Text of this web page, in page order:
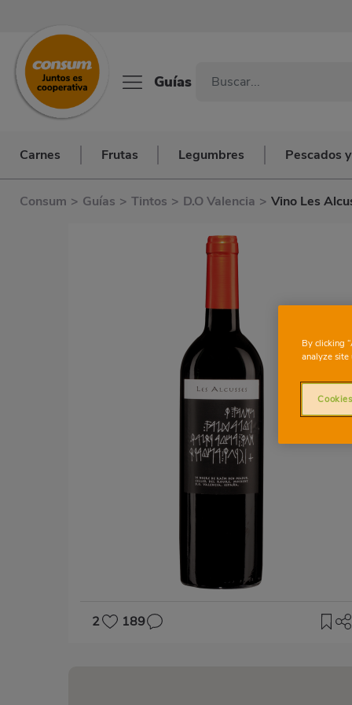
Guías
Carnes Frutas Legumbres Pescados
Consum > Guías > Tintos > D.O Valencia > Vino Les
2 189
By clicking
analyze site